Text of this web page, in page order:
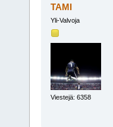
TAMI
Yli-Valvoja
Viestejä: 6358